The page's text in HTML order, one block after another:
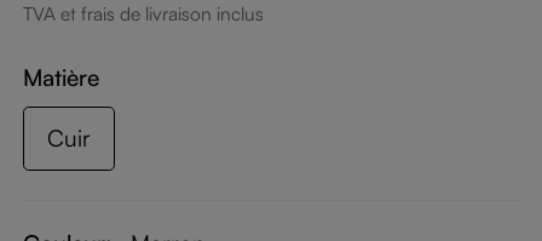
TVA et frais de livraison inclus
Matière
Cuir